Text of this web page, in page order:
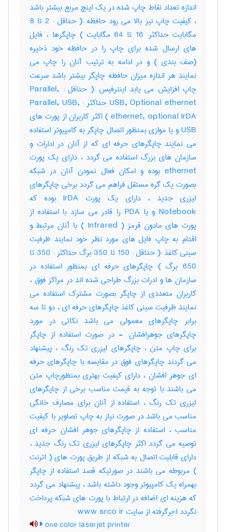
اندازه تعداد نقاط چاپ شده در یک اینچ مربع بیشتر باشد
، کیفیت چاپ نیز بالا می رود حافظه :( حداقل : 2 تا 8
مگابایت حداکثر: 16 تا 64 مگابایت ) چاپگرها ، فایل
های ارسال شده برای چاپ را در حافظه خود ذخیره
(صف بندی ) و در ادامه به ترتیب آنان را چاپ می
نمایند هر اندازه میزان حافظه چاپگر بیشتر باشد سرعت
چاپ افزایش می یابد اینترفیس :( حداقل : Parallel,
USB, Optional ethernet حداکثر : Parallel, USB,
ethernet, optional IrDA ) اکثر کاربران از پورت های
USB و یا موازی بمنظور اتصال چاپگر به کامپیوتر استفاده
می نمایند چاپگرهای حرفه ای که از آنان در ادارات و
سازمان های بزرگ استفاده می گردد ، دارای یک پورت
ethernet بوده و امکان فعال نمودن آنان در شبکه
بصورت یک گره مستقل فراهم می گردد برخی چاپگرهای
لیزری جدید ، دارای یک پورت IrDA بوده که
Notebook و یا PDA را قادر می سازد با استفاده از
پورت های مادون قرمز ( Infrared ) با آنان مرتبط و
اقدام به چاپ فایل های مورد نظر خود نمایند ظرفیت
سینی کاغذ :( حداقل : 150 تا 350 برگ حداکثر : 350 تا
650 برگ ) چاپگرهای حرفه ای بمنظور استفاده در
سازمان ها و ادرات بزرگ طراحی شده اند در مراکز فوق ،
کاربران متعددی از چاپگر بصورت مشترک استفاده می
نمایند ظرفیت سینی کاغذ چاپگرهای حرفه ای ، دو تا سه
برابر چاپگرهای معمولی می باشد نکاتی در مورد
چاپگرهای جوهرافشان: - در صورت استفاده از چاپگر
برای چاپ متن ، چاپگرهای لیزری تک رنگ ، پیشنهاد
می گردند چاپگرهای فوق در مقایسه با چاپگرهای حرفه
ای جوهر افشان ، دارای کیفیت بهتری بمنظورچاپ متن
می باشند با توجه به قیمت مناسب برخی از چاپگرهای
لیزری تک رنگ ، استفاده از آنان برای مصارف خانگی
مناسب می باشد در صورت نیاز به چاپ تصاویر با کیفیت
مناسب ، استفاده از چاپگرهای جوهر افشان حرفه ای
توصیه می گردد اکثر چاپگرهای لیزری تک رنگ جدید ،
دارای قابلیت اتصال به شبکه از طریق پورت های ( اترنت
) مربوطه می باشند در صورتیکه قصد استفاده از چاپگر
بهمراه یک کامپیوتر وجود داشته باشد ، پیشنهاد می گردد
که هزینه ای اضافه در ارتباط با پورت های شبکه پرداخت
نگردد I>برگرفته از سایت www srco ir
one color laserjet printer